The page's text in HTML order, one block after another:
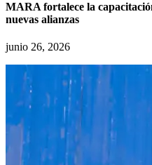
MARA fortalece la
nuevas alianzas
junio 26, 2026